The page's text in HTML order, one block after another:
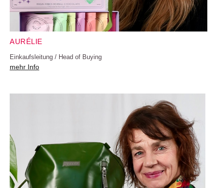
AURÉLIE
Einkaufsleitung / Head of Buying
mehr Info